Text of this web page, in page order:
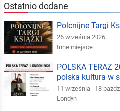
Ostatnio dodane
Polonijne Targi
26 września 2026
Inne miejsce
POLSKA TERAZ
polska kultura w
11 września - 18
Londyn